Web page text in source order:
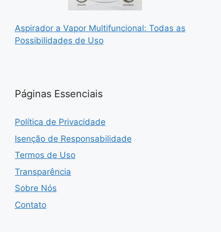
Aspirador a Vapor Multifuncional: Todas as
Possibilidades de Uso
Páginas Essenciais
Política de Privacidade
Isenção de Responsabilidade
Termos de Uso
Transparência
Sobre Nós
Contato